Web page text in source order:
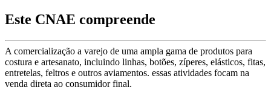
Este CNAE compreende
A comercialização a varejo de uma ampla gama de produtos para
costura e artesanato, incluindo linhas, botões, zíperes, elásticos, fitas,
entretelas, feltros e outros aviamentos. essas atividades focam na
venda direta ao consumidor final.